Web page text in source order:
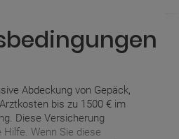
Abdeckung von Gepäck,
bis zu 1500 € im
Diese Versicherung
Wenn Sie diese